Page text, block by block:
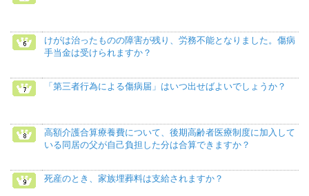
けがは治ったものの障害が残り、労務不能となりました。傷病
手当金は受けられますか？
「第三者行為による傷病届」はいつ出せばよいでしょうか？
高額介護合算療養費について、後期高齢者医療制度に加入して
いる同居の父が自己負担した分は合算できますか？
死産のとき、家族埋葬料は支給されますか？